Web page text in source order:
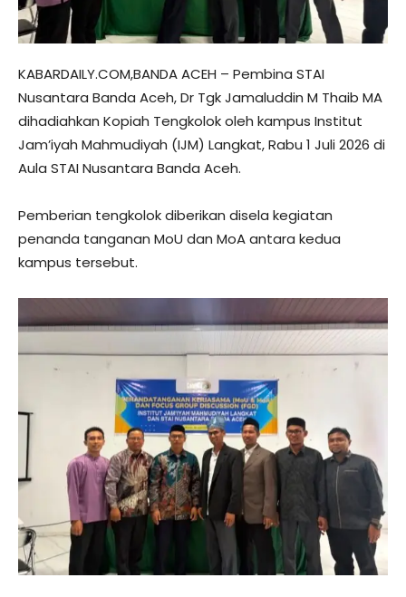
KABARDAILY.COM,BANDA ACEH – Pembina STAI
Nusantara Banda Aceh, Dr Tgk Jamaluddin M Thaib MA
dihadiahkan Kopiah Tengkolok oleh kampus Institut
Jam’iyah Mahmudiyah (IJM) Langkat, Rabu 1 Juli 2026 di
Aula STAI Nusantara Banda Aceh.
Pemberian tengkolok diberikan disela kegiatan
penanda tanganan MoU dan MoA antara kedua
kampus tersebut.